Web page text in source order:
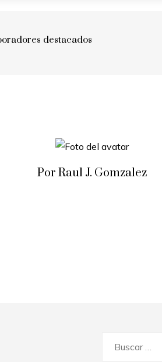
destacados
Por Raul J. Gomzalez